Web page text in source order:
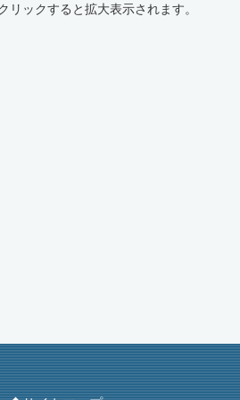
リックすると拡大表示されます。